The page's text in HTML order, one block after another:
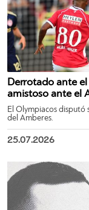
Derrotado ante
amistoso ante el
El Olympiacos disputó
del Amberes.
25.07.2026